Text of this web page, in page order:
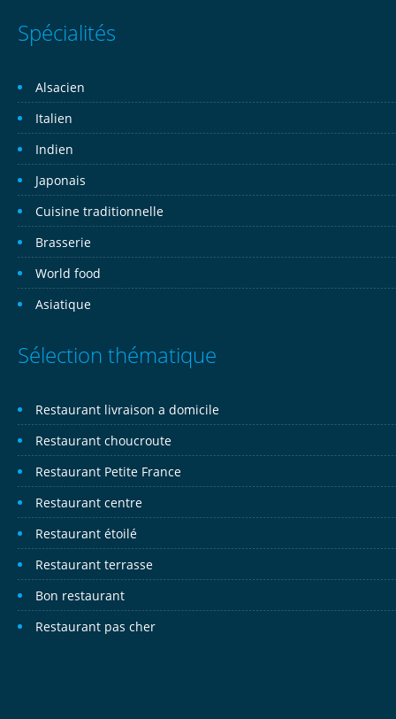
Spécialités
Alsacien
Italien
Indien
Japonais
Cuisine traditionnelle
Brasserie
World food
Asiatique
Sélection thématique
Restaurant livraison a domicile
Restaurant choucroute
Restaurant Petite France
Restaurant centre
Restaurant étoilé
Restaurant terrasse
Bon restaurant
Restaurant pas cher